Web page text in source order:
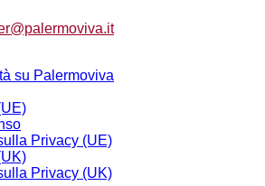
su Palermoviva
Privacy (UE)
Privacy (UK)